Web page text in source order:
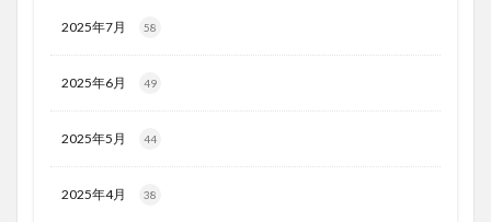
2025年7月 58
2025年6月 49
2025年5月 44
2025年4月 38